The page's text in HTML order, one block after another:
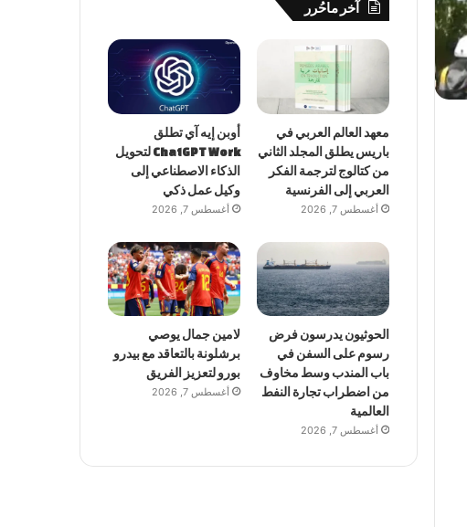
آخر ماحُرر
معهد العالم العربي في
باريس يطلق المجلد الثاني
من كتالوج لترجمة الفكر
العربي إلى الفرنسية
أغسطس 7, 2026
أوبن إيه آي تطلق
ChatGPT Work لتحويل
الذكاء الاصطناعي إلى
وكيل عمل ذكي
أغسطس 7, 2026
الحوثيون يدرسون فرض
رسوم على السفن في
باب المندب وسط مخاوف
من اضطراب تجارة النفط
العالمية
أغسطس 7, 2026
لامين جمال يوصي
برشلونة بالتعاقد مع بيدرو
بورو لتعزيز الفريق
أغسطس 7, 2026